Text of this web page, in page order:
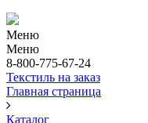
Меню
Меню
8-800-775-67-24
Текстиль на заказ
Главная страница
Каталог